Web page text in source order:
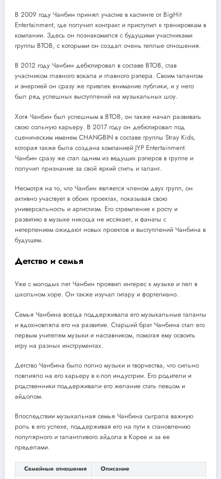
В 2009 году Чанбин принял участие в кастинге от BigHit
Entertainment, где получил контракт и приступил к тренировкам в
компании. Здесь он познакомился с будущими участниками
группы BTOB, с которыми он создал очень теплые отношения.
В 2012 году Чанбин дебютировал в составе BTOB, став
участником главного вокала и главного рэпера. Своим талантом
и энергией он сразу же привлек внимание публики, и у него
был ряд успешных выступлений на музыкальных шоу.
Хотя Чанбин был успешным в BTOB, он также начал развивать
свою сольную карьеру. В 2017 году он дебютировал под
сценическим именем CHANGBIN в составе группы Stray Kids,
которая также была создана компанией JYP Entertainment.
Чанбин сразу же стал одним из ведущих рэперов в группе и
получил признание за свой яркий стиль и талант.
Несмотря на то, что Чанбин является членом двух групп, он
активно участвует в обоих проектах, показывая свою
универсальность и артистизм. Его стремление к росту и
развитию в музыке никогда не иссякает, и фанаты с
нетерпением ожидают новых проектов и выступлений Чанбина в
будущем.
Детство и семья
Уже с молодых лет Чанбин проявил интерес к музыке и пел в
школьном хоре. Он также изучал гитару и фортепиано.
Семья Чанбина всегда поддерживала его музыкальные таланты
и вдохновляла его на развитие. Старший брат Чанбина стал его
первым учителем музыки и наставником, помогая ему освоить
игру на разных инструментах.
Детство Чанбина было полно музыки и творчества, что сильно
повлияло на его карьеру в к-поп индустрии. Его родители и
родственники поддерживали его желание стать певцом и
айдолом.
Впоследствии музыкальная семья Чанбина сыграла важную
роль в его успехе, поддерживая его на пути к становлению
популярного и талантливого айдола в Корее и за ее
пределами.
Семейные отношения
Описание